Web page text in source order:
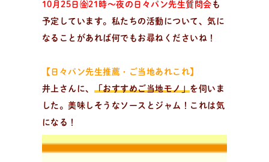
10月25日㈮21時～夜の日々パン先生質問会 も
予定しています。私たちの活動について、気に
なることがあれば何でもお尋ねくださいね！
【日々パン先生推薦・ご当地あれこれ】
井上さんに、 「おすすめご当地モノ」を伺いま
した。美味しそうなソースとジャム！これは気
になる！